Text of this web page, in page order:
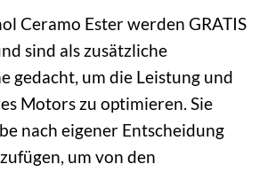
Ceramo Ester werden GRATIS
sind als zusätzliche
gedacht, um die Leistung und
Motors zu optimieren. Sie
nach eigener Entscheidung
um von den